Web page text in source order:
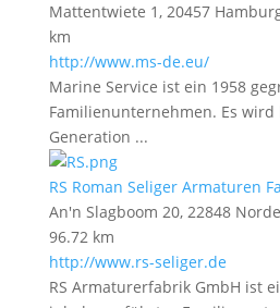
Mattentwiete 1, 20457
km
http://www.ms-de.eu/
Marine Service ist ein 1958
Familienunternehmen. Es
Generation ...
RS Roman Seliger Armaturen
An'n Slagboom 20, 22848
96.72 km
http://www.rs-seliger.de
RS Armaturerfabrik GmbH ist